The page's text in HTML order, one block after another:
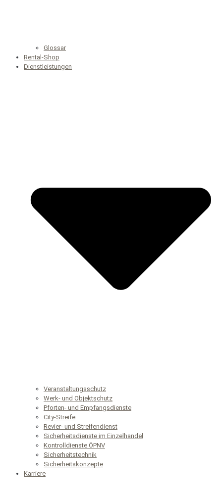
Glossar
Rental-Shop
Dienstleistungen
Veranstaltungsschutz
Werk- und Objektschutz
Pforten- und Empfangsdienste
City-Streife
Revier- und Streifendienst
Sicherheitsdienste im Einzelhandel
Kontrolldienste ÖPNV
Sicherheitstechnik
Sicherheitskonzepte
Karriere